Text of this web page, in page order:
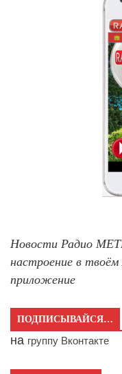
Новости Радио
настроение в
приложение
ПОДПИСЫВАЙСЯ…
на группу Вконтакте